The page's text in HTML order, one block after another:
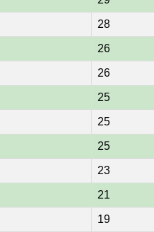
28
26
26
25
25
25
23
21
19